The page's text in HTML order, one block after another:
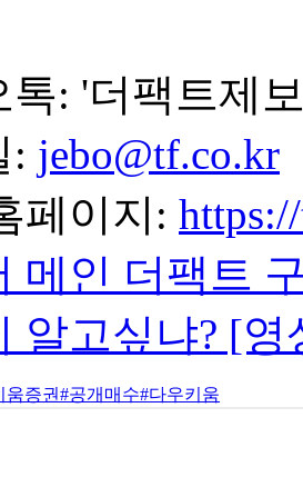
톡: '더팩트제
: jebo@tf.co.kr
페이지:
메인 더팩트
알고싶냐? [
움증권#공개매수#다우키움